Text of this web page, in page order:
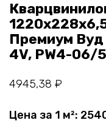
Премиум
4V, PW4-06/5
4945,38 ₽
Цена за 1 м²: